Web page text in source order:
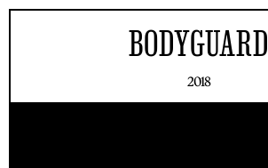
BODYGUARD
2018